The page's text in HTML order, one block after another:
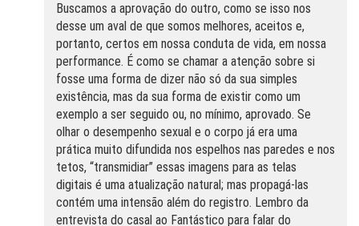
Buscamos a aprovação do outro, como se isso nos
desse um aval de que somos melhores, aceitos e,
portanto, certos em nossa conduta de vida, em nossa
performance. É como se chamar a atenção sobre si
fosse uma forma de dizer não só da sua simples
existência, mas da sua forma de existir como um
exemplo a ser seguido ou, no mínimo, aprovado. Se
olhar o desempenho sexual e o corpo já era uma
prática muito difundida nos espelhos nas paredes e nos
tetos, “transmidiar” essas imagens para as telas
digitais é uma atualização natural; mas propagá-las
contém uma intensão além do registro. Lembro da
entrevista do casal ao Fantástico para falar do